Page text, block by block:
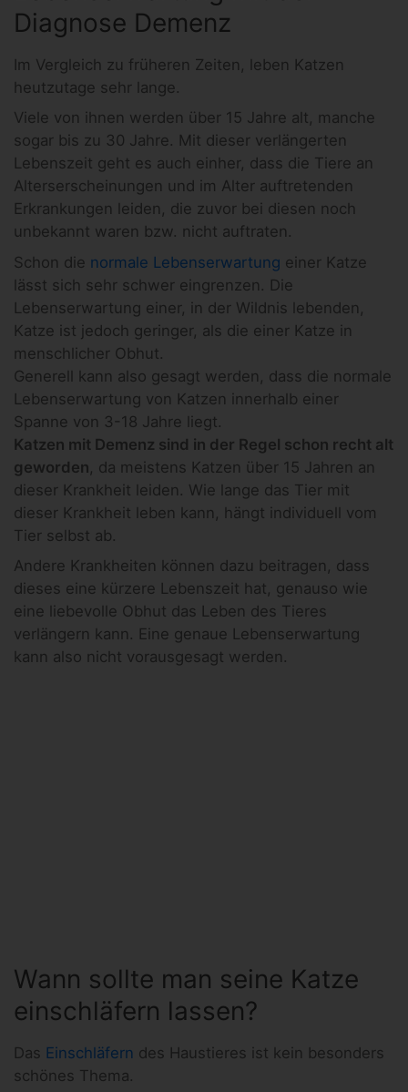
Diagnose Demenz
Im Vergleich zu früheren Zeiten, leben Katzen
heutzutage sehr lange.
Viele von ihnen werden über 15 Jahre alt, manche
sogar bis zu 30 Jahre. Mit dieser verlängerten
Lebenszeit geht es auch einher, dass die Tiere an
Alterserscheinungen und im Alter auftretenden
Erkrankungen leiden, die zuvor bei diesen noch
unbekannt waren bzw. nicht auftraten.
Schon die normale Lebenserwartung einer Katze
lässt sich sehr schwer eingrenzen. Die
Lebenserwartung einer, in der Wildnis lebenden,
Katze ist jedoch geringer, als die einer Katze in
menschlicher Obhut.
Generell kann also gesagt werden, dass die normale
Lebenserwartung von Katzen innerhalb einer
Spanne von 3-18 Jahre liegt.
Katzen mit Demenz sind in der Regel schon recht alt
geworden , da meistens Katzen über 15 Jahren an
dieser Krankheit leiden. Wie lange das Tier mit
dieser Krankheit leben kann, hängt individuell vom
Tier selbst ab.
Andere Krankheiten können dazu beitragen, dass
dieses eine kürzere Lebenszeit hat, genauso wie
eine liebevolle Obhut das Leben des Tieres
verlängern kann. Eine genaue Lebenserwartung
kann also nicht vorausgesagt werden.
Wann sollte man seine Katze
einschläfern lassen?
Das Einschläfern des Haustieres ist kein besonders
schönes Thema.